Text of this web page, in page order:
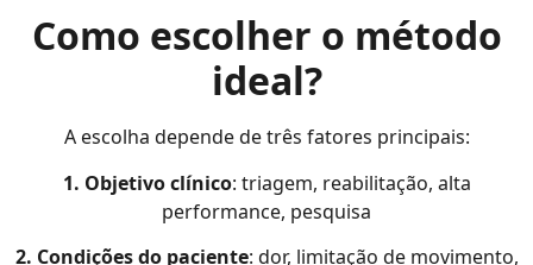
Como escolher o método
ideal?
A escolha depende de três fatores principais:
1. Objetivo clínico: triagem, reabilitação, alta
performance, pesquisa
2. Condições do paciente: dor, limitação de movimento,